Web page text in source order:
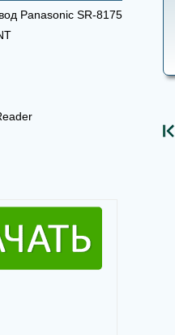
Panasonic SR-8175